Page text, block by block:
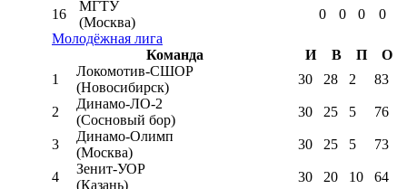
16
МГТУ
(Москва)
0 0 0
0
Молодёжная лига
Команда
И В П
О
1
Локомотив-CШОР
(Новосибирск)
30 28 2 83
2
Динамо-ЛО-2
(Сосновый бор)
30 25 5 76
3
Динамо-Олимп
(Москва)
30 25 5 73
4
Зенит-УОР
(Казань)
30 20 10 64